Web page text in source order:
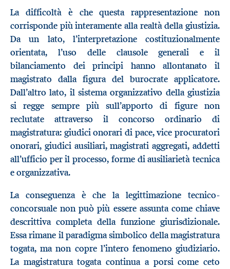
La difficoltà è che questa rappresentazione non
corrisponde più interamente alla realtà della giustizia.
Da un lato, l’interpretazione costituzionalmente
orientata, l’uso delle clausole generali e il
bilanciamento dei principi hanno allontanato il
magistrato dalla figura del burocrate applicatore.
Dall’altro lato, il sistema organizzativo della giustizia
si regge sempre più sull’apporto di figure non
reclutate attraverso il concorso ordinario di
magistratura: giudici onorari di pace, vice procuratori
onorari, giudici ausiliari, magistrati aggregati, addetti
all’ufficio per il processo, forme di ausiliarietà tecnica
e organizzativa.
La conseguenza è che la legittimazione tecnico-
concorsuale non può più essere assunta come chiave
descrittiva completa della funzione giurisdizionale.
Essa rimane il paradigma simbolico della magistratura
togata, ma non copre l’intero fenomeno giudiziario.
La magistratura togata continua a porsi come ceto